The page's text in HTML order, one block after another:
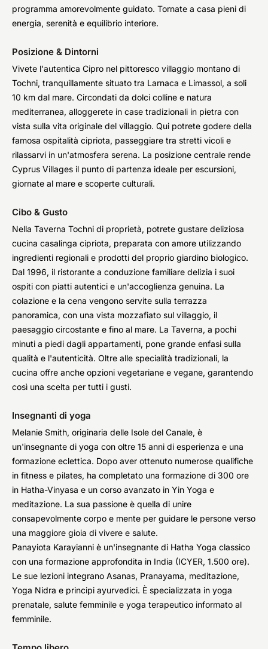
programma amorevolmente guidato. Tornate a casa pieni di
energia, serenità e equilibrio interiore.
Posizione & Dintorni
Vivete l'autentica Cipro nel pittoresco villaggio montano di
Tochni, tranquillamente situato tra Larnaca e Limassol, a soli
10 km dal mare. Circondati da dolci colline e natura
mediterranea, alloggerete in case tradizionali in pietra con
vista sulla vita originale del villaggio. Qui potrete godere della
famosa ospitalità cipriota, passeggiare tra stretti vicoli e
rilassarvi in un'atmosfera serena. La posizione centrale rende
Cyprus Villages il punto di partenza ideale per escursioni,
giornate al mare e scoperte culturali.
Cibo & Gusto
Nella Taverna Tochni di proprietà, potrete gustare deliziosa
cucina casalinga cipriota, preparata con amore utilizzando
ingredienti regionali e prodotti del proprio giardino biologico.
Dal 1996, il ristorante a conduzione familiare delizia i suoi
ospiti con piatti autentici e un'accoglienza genuina. La
colazione e la cena vengono servite sulla terrazza
panoramica, con una vista mozzafiato sul villaggio, il
paesaggio circostante e fino al mare. La Taverna, a pochi
minuti a piedi dagli appartamenti, pone grande enfasi sulla
qualità e l'autenticità. Oltre alle specialità tradizionali, la
cucina offre anche opzioni vegetariane e vegane, garantendo
così una scelta per tutti i gusti.
Insegnanti di yoga
Melanie Smith, originaria delle Isole del Canale, è
un'insegnante di yoga con oltre 15 anni di esperienza e una
formazione eclettica. Dopo aver ottenuto numerose qualifiche
in fitness e pilates, ha completato una formazione di 300 ore
in Hatha-Vinyasa e un corso avanzato in Yin Yoga e
meditazione. La sua passione è quella di unire
consapevolmente corpo e mente per guidare le persone verso
una maggiore gioia di vivere e salute.
Panayiota Karayianni è un'insegnante di Hatha Yoga classico
con una formazione approfondita in India (ICYER, 1.500 ore).
Le sue lezioni integrano Asanas, Pranayama, meditazione,
Yoga Nidra e principi ayurvedici. È specializzata in yoga
prenatale, salute femminile e yoga terapeutico informato al
femminile.